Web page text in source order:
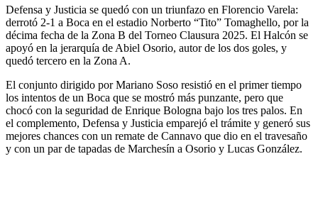
Defensa y Justicia se quedó con un triunfazo en Florencio Varela:
derrotó 2-1 a Boca en el estadio Norberto “Tito” Tomaghello, por la
décima fecha de la Zona B del Torneo Clausura 2025. El Halcón se
apoyó en la jerarquía de Abiel Osorio, autor de los dos goles, y
quedó tercero en la Zona A.
El conjunto dirigido por Mariano Soso resistió en el primer tiempo
los intentos de un Boca que se mostró más punzante, pero que
chocó con la seguridad de Enrique Bologna bajo los tres palos. En
el complemento, Defensa y Justicia emparejó el trámite y generó sus
mejores chances con un remate de Cannavo que dio en el travesaño
y con un par de tapadas de Marchesín a Osorio y Lucas González.